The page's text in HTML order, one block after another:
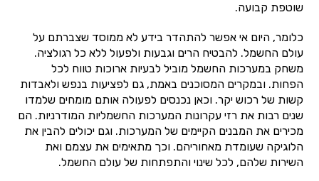
שוטפת קבועה.
כלומר, היום אי אפשר להתהדר בידע לא ממוסד שצברתם על
עולם החשמל. להבטיח הרים וגבעות ולפעול ללא כל רגולציה.
משחק במערכות החשמל מוביל לבעיות ארוכות טווח לכל
הפחות. ובמקרים המסוכנים באמת, גם לפציעות בנפש ולאבדות
קשות של רכוש יקר. וכאן נכנסים לפעולה אותם מומחים שלמדו
שנים רבות את רזי עקרונות המערכות החשמליות המודרניות. הם
מכירים את המבנים הקיימים של המערכות. וגם יכולים להבין את
הלוגיקה שעומדת מאחוריהם. וכך מתאימים את עצמם ואת
השירות שלהם, לכל שינוי והתפתחות של עולם החשמל.